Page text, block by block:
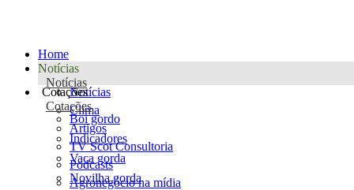
Home
Notícias
Notícias
Notícias
Clima
Artigos
TV Scot Consultoria
Podcasts
Agronegócio na mídia
Cotações
Cotações
Boi gordo
Indicadores
Vaca gorda
Novilha gorda